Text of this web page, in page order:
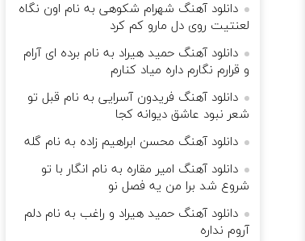
دانلود آهنگ شهرام شکوهی به نام اون نگاه
لعنتیت روی دل مارو کم کرد
دانلود آهنگ حمید هیراد به نام برده ای آرام
و قرارم نگارم داره میاد کنارم
دانلود آهنگ فریدون آسرایی به نام قبل تو
شعر نبود عاشق دیوانه کجا
دانلود آهنگ محسن ابراهیم زاده به نام گله
دانلود آهنگ امیر مقاره به نام انگار با تو
شروع شد برا من یه فصل نو
دانلود آهنگ حمید هیراد و راغب به نام دلم
آروم نداره